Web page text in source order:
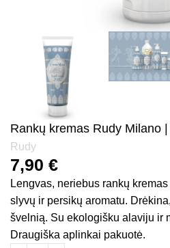
Rankų kremas Rudy Milano
Rudy
7,90 €
Lengvas, neriebus rankų
slyvų ir persikų aromatu.
švelnią. Su ekologišku alaviju ir
Draugiška aplinkai pakuotė.